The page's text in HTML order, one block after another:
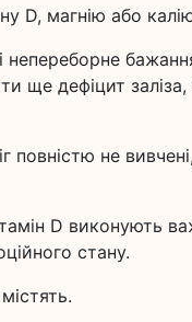
D, магнію або калію
ще дефіцит
не
D виконують
стану.